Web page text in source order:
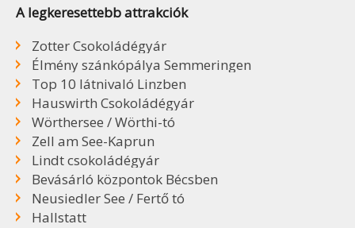
A legkeresettebb attrakciók
Zotter Csokoládégyár
Élmény szánkópálya Semmeringen
Top 10 látnivaló Linzben
Hauswirth Csokoládégyár
Wörthersee / Wörthi-tó
Zell am See-Kaprun
Lindt csokoládégyár
Bevásárló központok Bécsben
Neusiedler See / Fertő tó
Hallstatt